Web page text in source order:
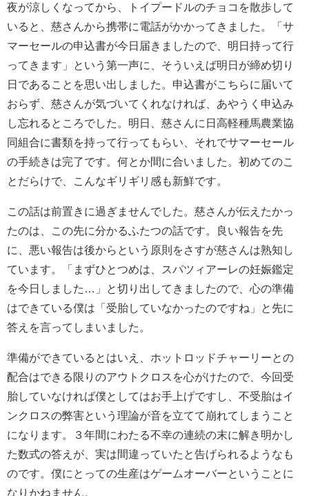
夜が涼しくなってから、トイプードルのチョコを散歩して
いると、慈さんから携帯に電話がかかってきました。「サ
マーセールの申込書が今日届きましたので、明日持って行
ってきます」という第一声に、そういえば明日が締め切り
日であることを思い出しました。申込書がこちらに届いて
おらず、慈さんが気づいてくれなければ、あやうく申込み
し忘れるところでした。明日、慈さんに日高軽種馬農業協
同組合に書類を持って行ってもらい、それでサマーセール
の手続きは完了です。何とか間に合いました。初めてのこ
とだらけで、こんなギリギリ感も新鮮です。
この話は前置きに過ぎませんでした。慈さんが伝えたかっ
たのは、この先に分かるふたつの話です。良い報告を先
に、悪い報告は後からという原則をさすが慈さんは熟知し
ています。「まずひとつめは、スパツィアーレの妊娠鑑定
を今日しました…」と切り出してきましたので、心の準備
はできている僕は「受胎していなかったのですね」と先に
答えを言ってしまいました。
準備ができているとはいえ、ホットロッドチャーリーとの
配合はできる限りのアウトクロスを心がけたので、今回受
胎していなければ僕としてはお手上げですし、不受胎はイ
ンクロスの弊害という理論が音を立てて崩れてしまうこと
になります。３年間にわたる不幸の連続の末に解き明かし
た数式の答えが、実は間違っていたと告げられるようなも
のです。僕にとっての生産はゲームオーバーということに
なりかねません。